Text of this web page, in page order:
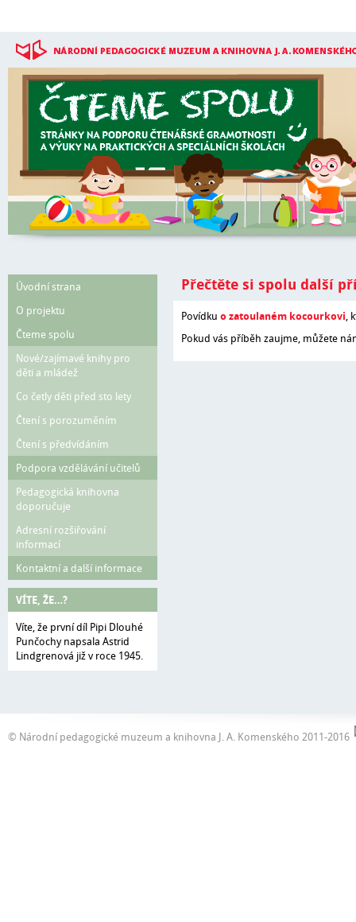
Přejít k hlavnímu obsahu
Úvodní strana
O projektu
Čteme spolu
Nové/zajímavé knihy pro
děti a mládež
Co četly děti před sto lety
Čtení s porozuměním
Čtení s předvídáním
Podpora vzdělávání učitelů
Pedagogická knihovna
doporučuje
Adresní rozšiřování
informací
Kontaktní a další informace
VÍTE, ŽE…?
Víte, že první díl Pipi Dlouhé
Punčochy napsala Astrid
Lindgrenová již v roce 1945.
Přečtěte si spolu další
Povídku o zatoulaném kocourkovi,
Pokud vás příběh zaujme, můžete
© Národní pedagogické muzeum a knihovna J. A. Komenského 2011-2016